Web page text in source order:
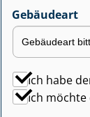
Gebäudeart
Ich habe
Ich